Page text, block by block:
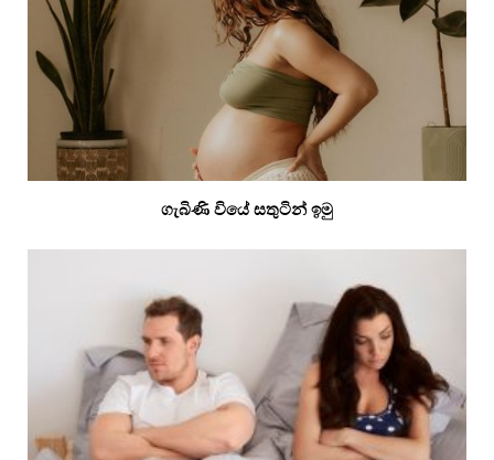
ගැබිණි වියේ සතුටින් ඉමු